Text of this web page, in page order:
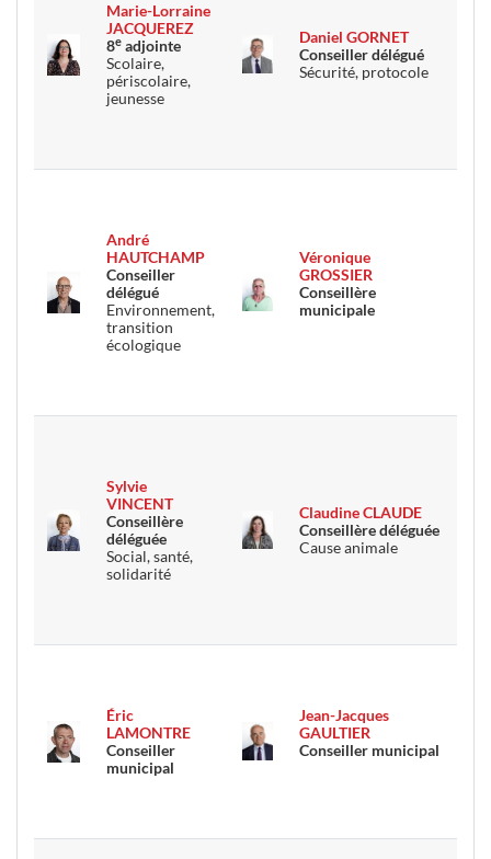
Marie-Lorraine
JACQUEREZ
8e adjointe
Scolaire,
périscolaire,
jeunesse
Daniel GORNET
Conseiller délégué
Sécurité, protocole
André
HAUTCHAMP
Conseiller
délégué
Environnement,
transition
écologique
Véronique
GROSSIER
Conseillère
municipale
Sylvie
VINCENT
Conseillère
déléguée
Social, santé,
solidarité
Claudine CLAUDE
Conseillère déléguée
Cause animale
Éric
LAMONTRE
Conseiller
municipal
Jean-Jacques
GAULTIER
Conseiller municipal